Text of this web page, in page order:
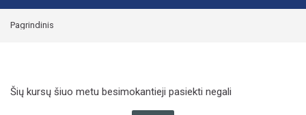
Pagrindinis
Šių kursų šiuo metu besimokantieji pasiekti negali